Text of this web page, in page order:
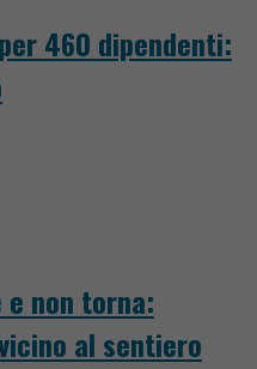
460 dipendenti:
e non torna:
al sentiero